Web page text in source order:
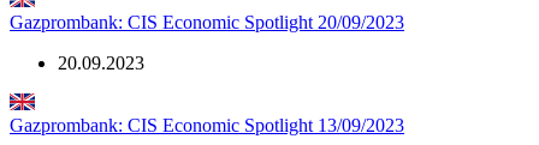
Gazprombank: CIS Economic Spotlight 20/09/2023
20.09.2023
Gazprombank: CIS Economic Spotlight 13/09/2023